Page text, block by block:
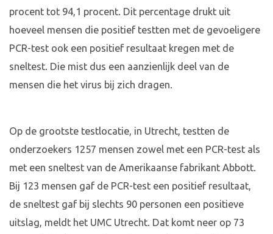
procent tot 94,1 procent. Dit percentage drukt uit
hoeveel mensen die positief testten met de gevoeligere
PCR-test ook een positief resultaat kregen met de
sneltest. Die mist dus een aanzienlijk deel van de
mensen die het virus bij zich dragen.
Op de grootste testlocatie, in Utrecht, testten de
onderzoekers 1257 mensen zowel met een PCR-test als
met een sneltest van de Amerikaanse fabrikant Abbott.
Bij 123 mensen gaf de PCR-test een positief resultaat,
de sneltest gaf bij slechts 90 personen een positieve
uitslag, meldt het UMC Utrecht. Dat komt neer op 73